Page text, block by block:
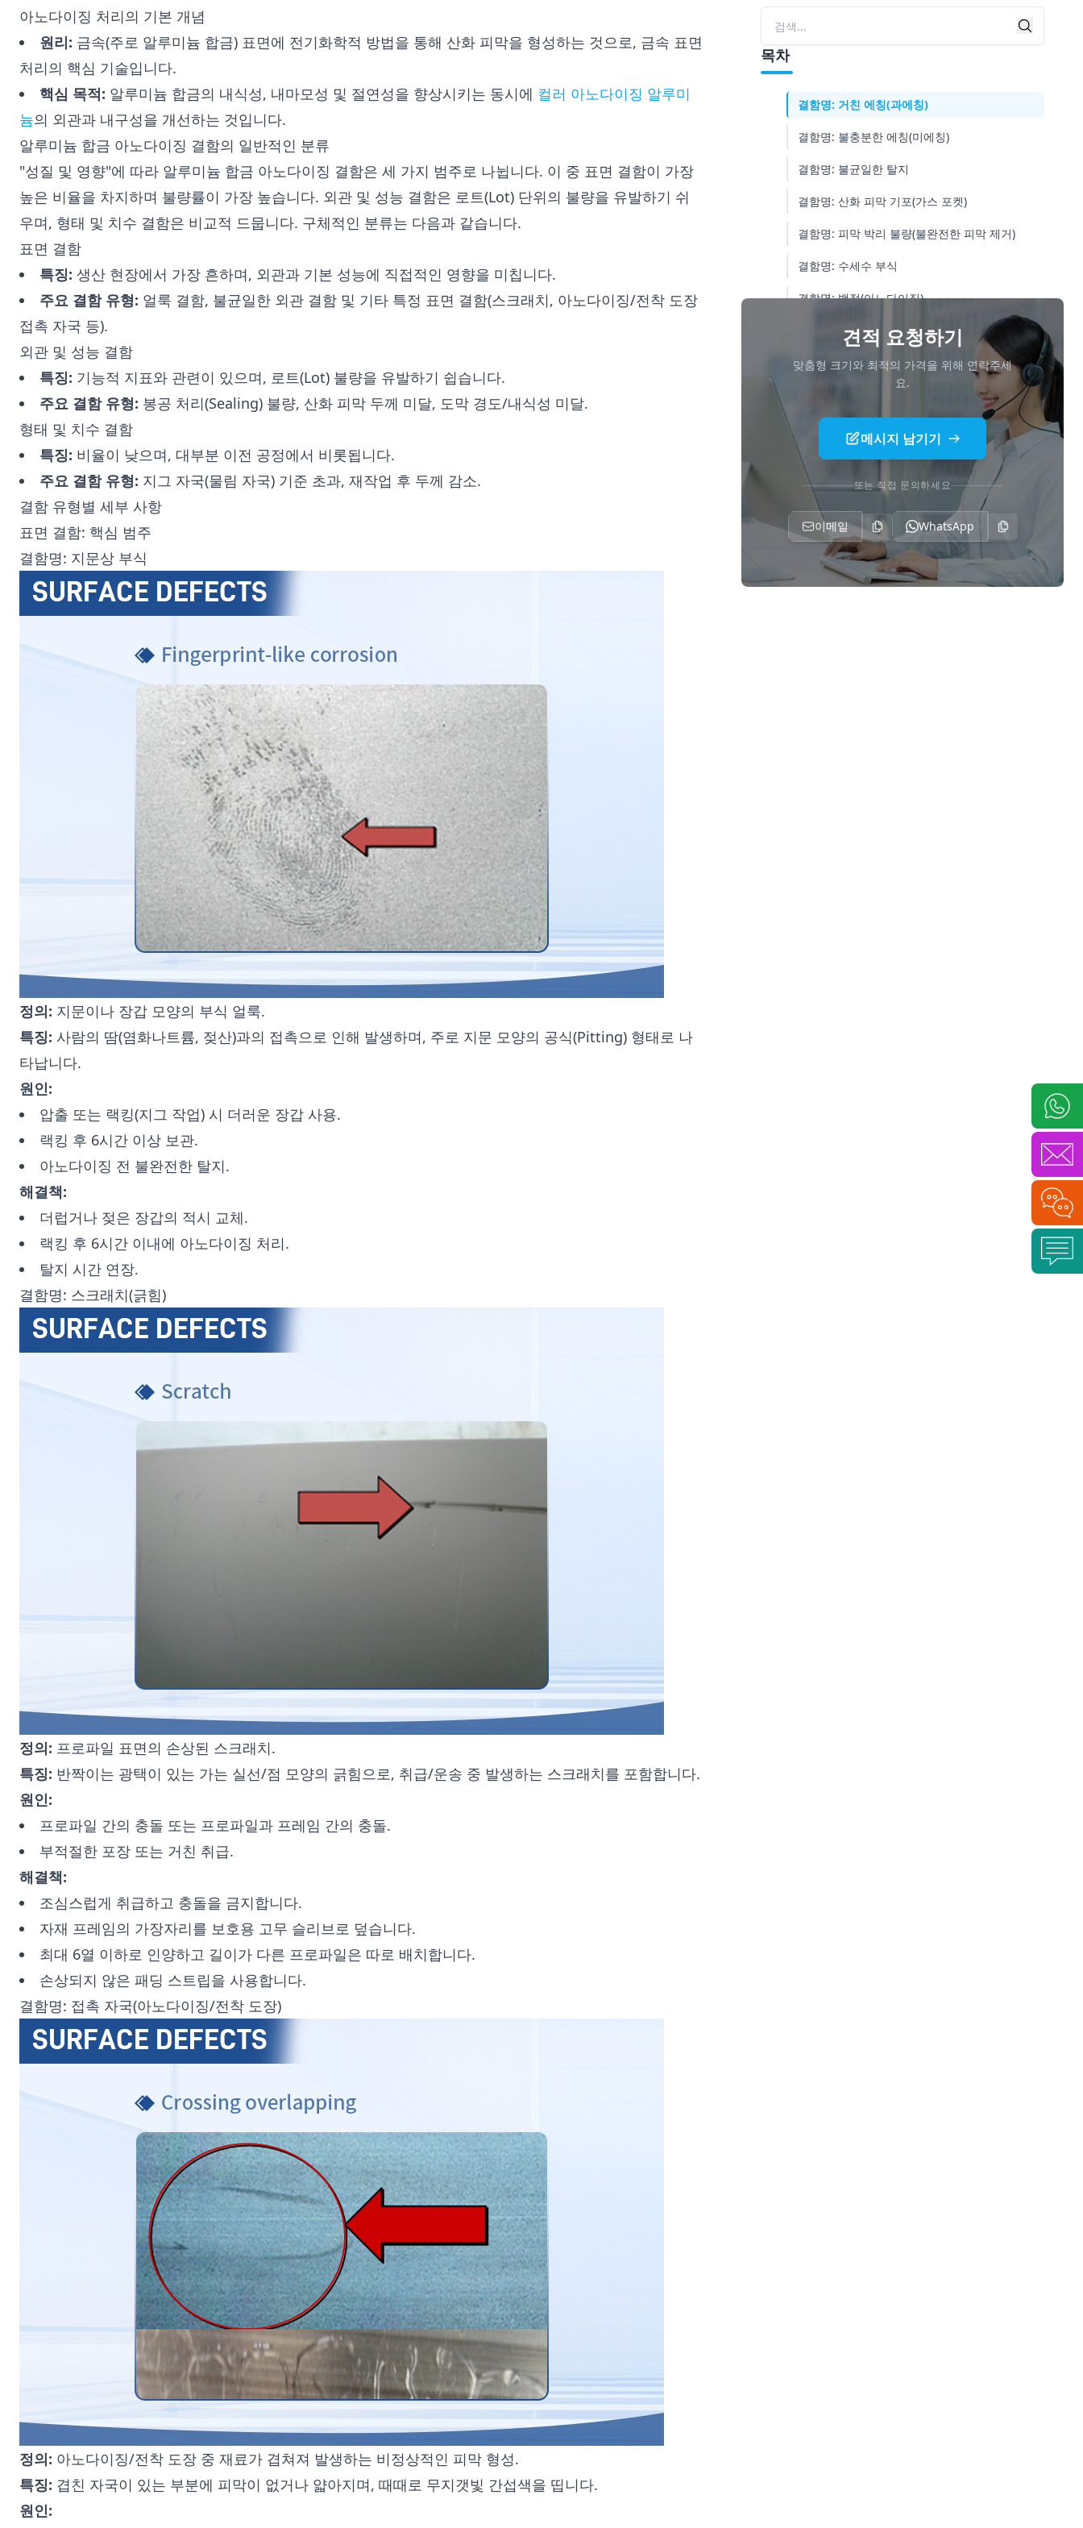
아노다이징 처리의 기본 개념
원리: 금속(주로 알루미늄 합금) 표면에 전기화학적 방법을 통해 산화 피막을 형성하는 것으로, 금속 표면
처리의 핵심 기술입니다.
핵심 목적: 알루미늄 합금의 내식성, 내마모성 및 절연성을 향상시키는 동시에 컬러 아노다이징 알루미
늄의 외관과 내구성을 개선하는 것입니다.
알루미늄 합금 아노다이징 결함의 일반적인 분류
"성질 및 영향"에 따라 알루미늄 합금 아노다이징 결함은 세 가지 범주로 나뉩니다. 이 중 표면 결함이 가장
높은 비율을 차지하며 불량률이 가장 높습니다. 외관 및 성능 결함은 로트(Lot) 단위의 불량을 유발하기 쉬
우며, 형태 및 치수 결함은 비교적 드뭅니다. 구체적인 분류는 다음과 같습니다.
표면 결함
특징: 생산 현장에서 가장 흔하며, 외관과 기본 성능에 직접적인 영향을 미칩니다.
주요 결함 유형: 얼룩 결함, 불균일한 외관 결함 및 기타 특정 표면 결함(스크래치, 아노다이징/전착 도장
접촉 자국 등).
외관 및 성능 결함
특징: 기능적 지표와 관련이 있으며, 로트(Lot) 불량을 유발하기 쉽습니다.
주요 결함 유형: 봉공 처리(Sealing) 불량, 산화 피막 두께 미달, 도막 경도/내식성 미달.
형태 및 치수 결함
특징: 비율이 낮으며, 대부분 이전 공정에서 비롯됩니다.
주요 결함 유형: 지그 자국(물림 자국) 기준 초과, 재작업 후 두께 감소.
결함 유형별 세부 사항
표면 결함: 핵심 범주
결함명: 지문상 부식
정의: 지문이나 장갑 모양의 부식 얼룩.
특징: 사람의 땀(염화나트륨, 젖산)과의 접촉으로 인해 발생하며, 주로 지문 모양의 공식(Pitting) 형태로 나
타납니다.
원인:
압출 또는 랙킹(지그 작업) 시 더러운 장갑 사용.
랙킹 후 6시간 이상 보관.
아노다이징 전 불완전한 탈지.
해결책:
더럽거나 젖은 장갑의 적시 교체.
랙킹 후 6시간 이내에 아노다이징 처리.
탈지 시간 연장.
결함명: 스크래치(긁힘)
정의: 프로파일 표면의 손상된 스크래치.
특징: 반짝이는 광택이 있는 가는 실선/점 모양의 긁힘으로, 취급/운송 중 발생하는 스크래치를 포함합니다.
원인:
프로파일 간의 충돌 또는 프로파일과 프레임 간의 충돌.
부적절한 포장 또는 거친 취급.
해결책:
조심스럽게 취급하고 충돌을 금지합니다.
자재 프레임의 가장자리를 보호용 고무 슬리브로 덮습니다.
최대 6열 이하로 인양하고 길이가 다른 프로파일은 따로 배치합니다.
손상되지 않은 패딩 스트립을 사용합니다.
결함명: 접촉 자국(아노다이징/전착 도장)
정의: 아노다이징/전착 도장 중 재료가 겹쳐져 발생하는 비정상적인 피막 형성.
특징: 겹친 자국이 있는 부분에 피막이 없거나 얇아지며, 때때로 무지갯빛 간섭색을 띱니다.
원인:
검색
목차
결함명: 지문상 부식
결함명: 거친 에칭(과에칭)
결함명: 불충분한 에칭(미에칭)
결함명: 불균일한 탈지
결함명: 산화 피막 기포(가스 포켓)
결함명: 피막 박리 불량(불완전한 피막 제거)
결함명: 수세수 부식
결함명: 백점(아노다이징)
결함명: 전기 화상(스파크)
결함명: 비금속 개재물
결함명: 흑점
결함명: 피막 균열(크랙)
결함명: 간섭색(무지개 얼룩)
결함명: 핀홀(도막)
결함명: 색상 편차(이색)
결함명: 산/알칼리 수 부식
견적 요청하기
맞춤형 크기와 최적의 가격을 위해 연락주세
요.
메시지 남기기
또는 직접 문의하세요
이메일 WhatsApp